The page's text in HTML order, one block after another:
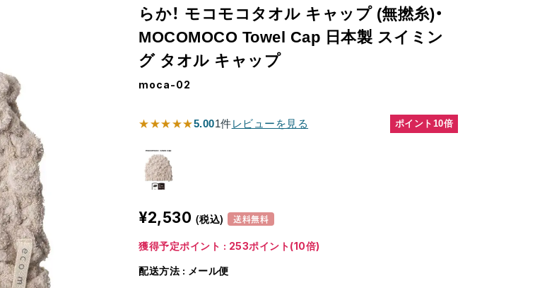
らか！ モコモコタオル キャップ (無撚糸)・
MOCOMOCO Towel Cap 日本製 スイミン
グ タオル キャップ
moca-02
ポイント10倍
★★★★★5.001件レビューを見る
¥2,530 (税込) 送料無料
獲得予定ポイント : 253ポイント(10倍)
配送方法 : メール便